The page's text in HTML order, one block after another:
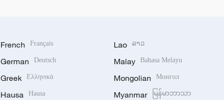
French Français
German Deutsch
Greek Ελληνικά
Hausa Hausa
Lao ລາວ
Malay Bahasa Melayu
Mongolian Монгол
Myanmar မြန်မာဘာသာ